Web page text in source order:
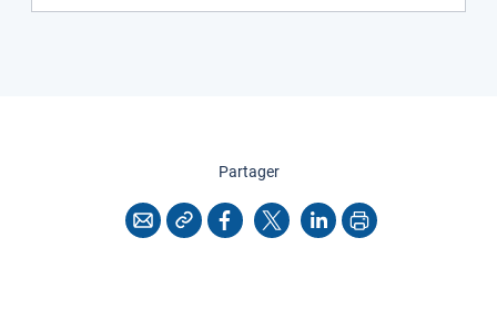
Partagercette page
CourrielCopier l'adresse
Facebook
X LinkedInImprimer